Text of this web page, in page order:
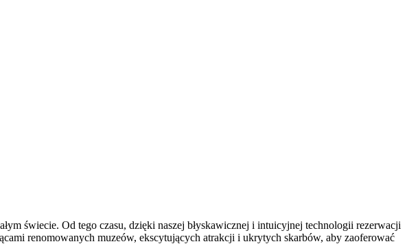
świecie. Od tego czasu, dzięki naszej błyskawicznej i intuicyjnej technologii rezerwacji
renomowanych muzeów, ekscytujących atrakcji i ukrytych skarbów, aby zaoferować